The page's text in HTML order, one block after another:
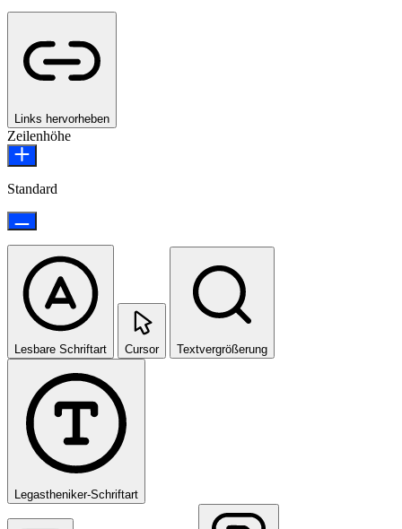
Links hervorheben
Zeilenhöhe
Standard
Lesbare Schriftart Cursor Textvergrößerung
Legastheniker-Schriftart